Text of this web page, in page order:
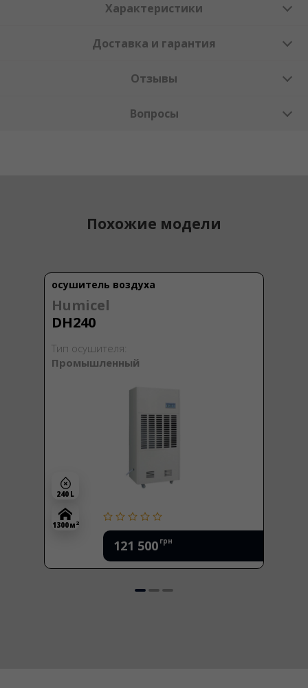
Характеристики
Доставка и гарантия
Отзывы
Вопросы
Похожие модели
осушитель воздуха
Humicel
DH240
Тип осушителя:
Промышленный
121 500 грн
240 L
1300 м 2